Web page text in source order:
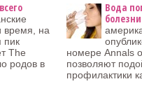
время, на
пик
The
родов в
Вода
номере Annals
позволяют
профилактики